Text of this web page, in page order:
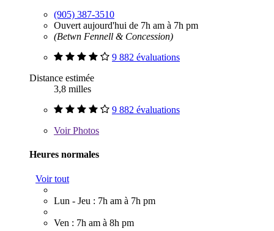
(905) 387-3510
Ouvert aujourd'hui de 7h am à 7h pm
(Betwn Fennell & Concession)
9 882 évaluations
Distance estimée
3,8 milles
9 882 évaluations
VoirPhotos
Heures normales
Voir tout
Lun - Jeu : 7h am à 7h pm
Ven : 7h am à 8h pm